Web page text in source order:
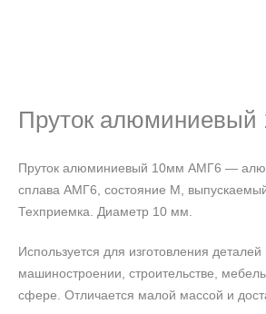
Пруток
Пруток алюминиевый 10мм АМГ6 —
сплава АМГ6, состояние М,
Техприемка. Диаметр 10 мм.
Используется для изготовления деталей
машиностроении, строительстве,
сфере. Отличается малой массой и